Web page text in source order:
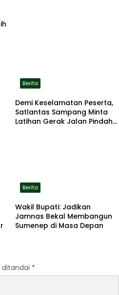
Berita
Demi Keselamatan Peserta,
Satlantas Sampang Minta
Latihan Gerak Jalan Pindah
Berita
Wakil Bupati: Jadikan
Jamnas Bekal Membangun
Sumenep di Masa Depan
ditandai *